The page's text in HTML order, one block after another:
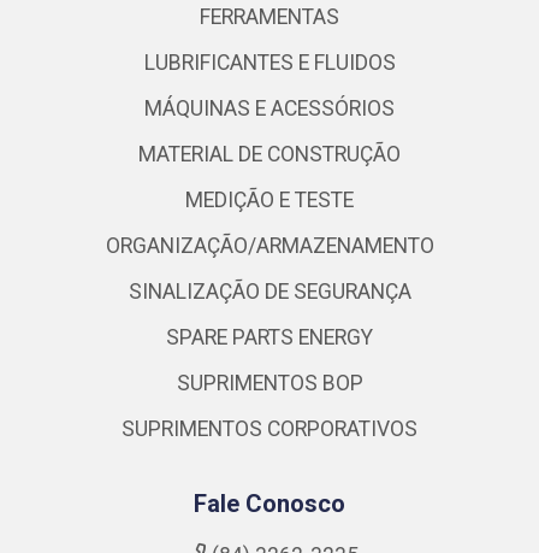
FERRAMENTAS
LUBRIFICANTES E FLUIDOS
MÁQUINAS E ACESSÓRIOS
MATERIAL DE CONSTRUÇÃO
MEDIÇÃO E TESTE
ORGANIZAÇÃO/ARMAZENAMENTO
SINALIZAÇÃO DE SEGURANÇA
SPARE PARTS ENERGY
SUPRIMENTOS BOP
SUPRIMENTOS CORPORATIVOS
Fale Conosco